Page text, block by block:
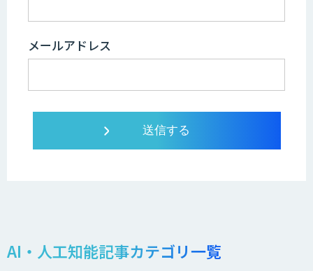
メールアドレス
AI・人工知能記事カテゴリ一覧